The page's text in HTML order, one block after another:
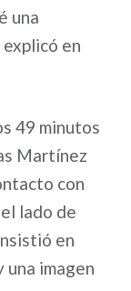
una
en
49 minutos
Martínez
con
lado de
en
una imagen